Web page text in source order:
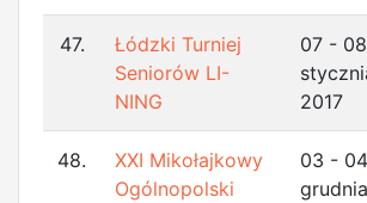
47.
Łódzki Turniej
Seniorów LI-
NING
07 - 08
2017
48.
XXI Mikołajkowy
Ogólnopolski
03 - 04
grudnia